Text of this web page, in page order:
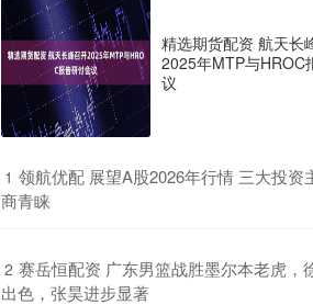
精选期货配资 航天长
2025年MTP与HROC
议
1 领航优配 展望A股2026年行情 三大投资
商青睐
2 赛岳恒配资 广东男篮战胜墨尔本老虎，
出色，张昊进步显著